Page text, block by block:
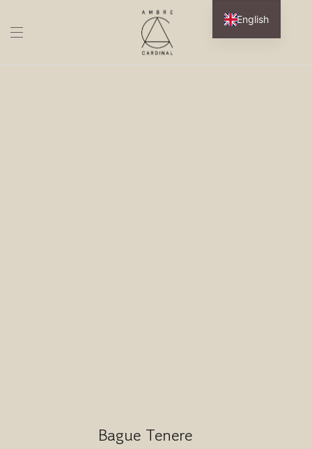
Bague Tenere
English